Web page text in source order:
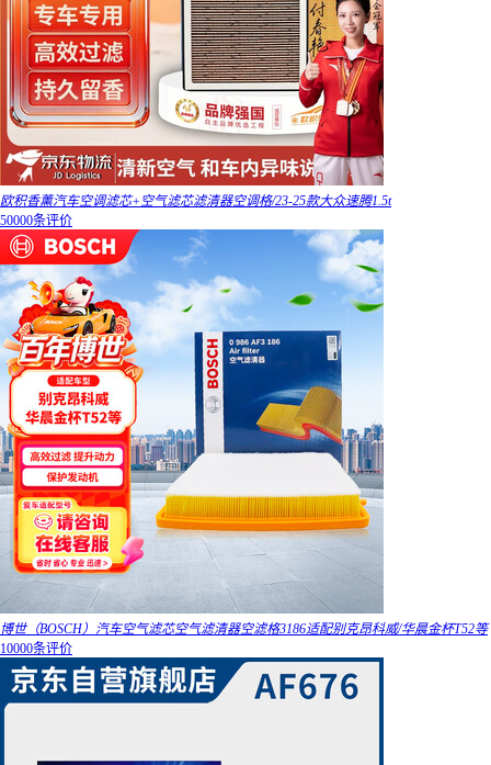
欧积香薰汽车空调滤芯+空气滤芯滤清器空调格/23-25款大众速腾1.5t
50000条评价
博世（BOSCH）汽车空气滤芯空气滤清器空滤格3186适配别克昂科威/华晨金杯T52等
10000条评价